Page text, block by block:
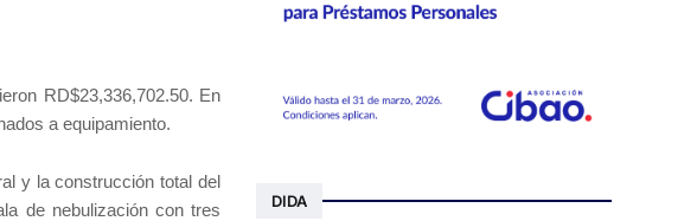
RD$23,336,702.50. En
a equipamiento.
y la construcción total del
de nebulización con tres
DIDA